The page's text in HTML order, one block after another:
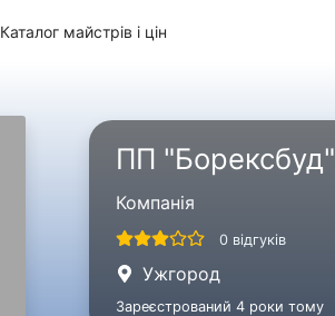
Каталог майстрів і цін
ПП "Борексбуд"
Компанія
0 відгуків
Ужгород
Зареєстрований 4 роки тому